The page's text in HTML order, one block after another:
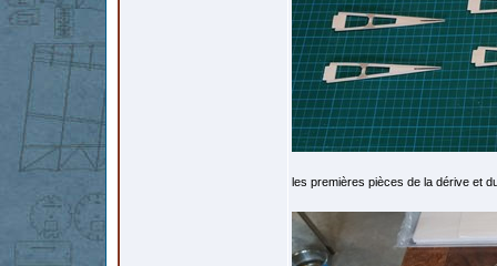
les premières pièces de la dérive et